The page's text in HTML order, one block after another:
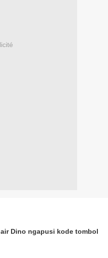
Dino ngapusi kode tombol